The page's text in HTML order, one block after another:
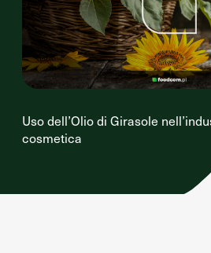
Uso dell’Olio di Girasole
cosmetica